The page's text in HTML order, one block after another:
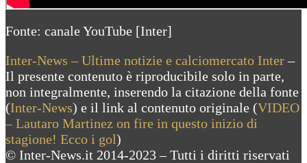
Fonte: canale YouTube [Inter]
Inter-News – Ultime notizie e calciomercato Inter–
Il presente contenuto è riproducibile solo in parte,
non integralmente, inserendo la citazione della fonte
(Inter-News) e il link al contenuto originale (VIDEO
– Lautaro Martinez on fire in questo inizio di
stagione! Ecco i gol)
© Inter-News.it 2014-2023 – Tutti i diritti riservati